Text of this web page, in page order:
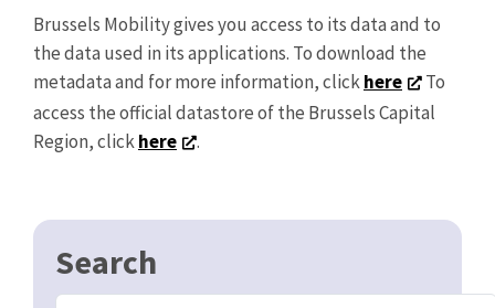
Brussels Mobility gives you access to its data and to
the data used in its applications. To download the
metadata and for more information, clickhere
To
access the official datastore of the Brussels Capital
Region, clickhere .
Search